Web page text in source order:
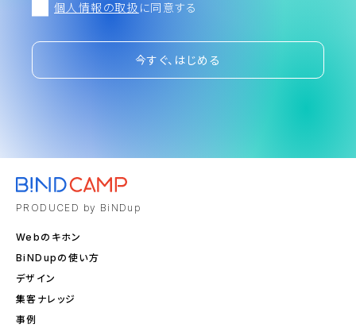
個人情報の取扱 に同意する
今すぐ、はじめる
PRODUCED by BiNDup
Webのキホン
BiNDupの使い方
デザイン
集客ナレッジ
事例